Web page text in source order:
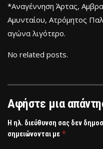
*Αναγέννηση Άρτας,
Αμυνταίου, Ατρόμητος
αγώνα λιγότερο.
No related posts.
Αφήστε μια
Η ηλ. διεύθυνση σας δεν
σημειώνονται με *